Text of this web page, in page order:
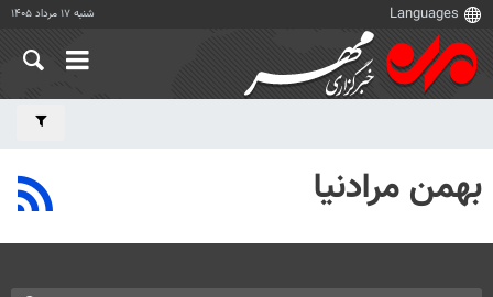
شنبه ۱۷ مرداد ۱۴۰۵
بهمن مرادنیا